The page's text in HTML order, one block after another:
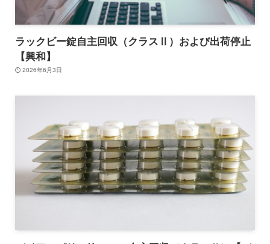
ラックビー錠自主回収（クラスⅡ）および出荷停止
【興和】
2026年6月3日